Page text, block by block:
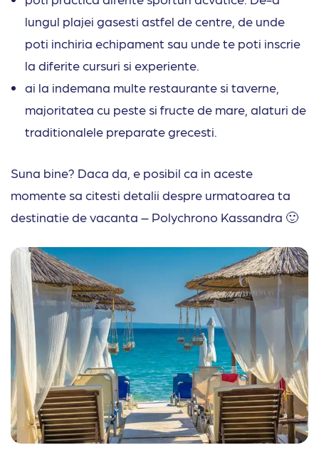
lungul plajei gasesti astfel de centre, de unde
poti inchiria echipament sau unde te poti inscrie
la diferite cursuri si experiente.
ai la indemana multe restaurante si taverne,
majoritatea cu peste si fructe de mare, alaturi de
traditionalele preparate grecesti.
Suna bine? Daca da, e posibil ca in aceste
momente sa citesti detalii despre urmatoarea ta
destinatie de vacanta – Polychrono Kassandra 🙂